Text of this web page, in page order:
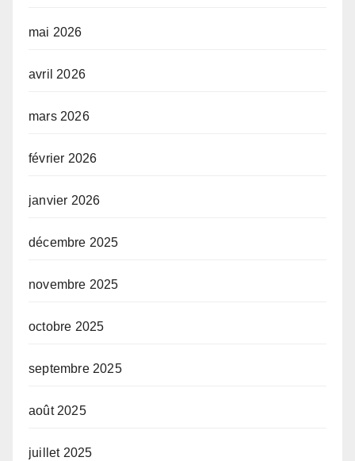
mai 2026
avril 2026
mars 2026
février 2026
janvier 2026
décembre 2025
novembre 2025
octobre 2025
septembre 2025
août 2025
juillet 2025